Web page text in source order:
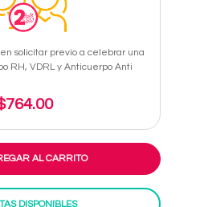
solicitar previo a celebrar una
AL CARRITO
DISPONIBLES